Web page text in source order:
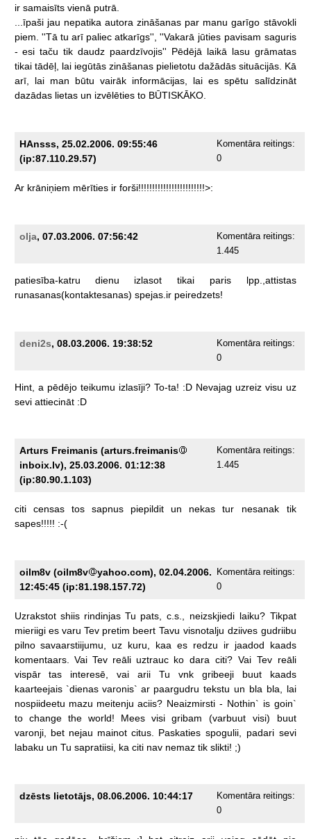
ir samaisīts vienā putrā.
...īpaši jau nepatika autora zināšanas par manu garīgo stāvokli
piem. ''Tā tu arī paliec atkarīgs'', ''Vakarā jūties pavisam saguris
- esi taču tik daudz paardzīvojis'' Pēdējā laikā lasu grāmatas
tikai tādēļ, lai iegūtās zināšanas pielietotu dažādās situācijās. Kā
arī,
lai man būtu vairāk informācijas, lai es spētu
salīdzināt
dazādas lietas un izvēlēties to BŪTISKĀKO.
HAnsss, 25.02.2006. 09:55:46
(ip:87.110.29.57)
Komentāra reitings:
0
Ar krāniņiem mērīties ir forši!!!!!!!!!!!!!!!!!!!!!!!!>:
olja, 07.03.2006. 07:56:42
Komentāra reitings:
1.445
patiesība-katru dienu izlasot tikai paris
lpp.,attistas
runasanas(kontaktesanas) spejas.ir peiredzets!
deni2s, 08.03.2006. 19:38:52
Komentāra reitings:
0
Hint, a pēdējo teikumu izlasīji? To-ta! :D Nevajag uzreiz visu uz
sevi attiecināt :D
Arturs Freimanis (arturs.freimanis
inboix.lv), 25.03.2006. 01:12:38
(ip:80.90.1.103)
Komentāra reitings:
1.445
citi censas tos sapnus piepildit un nekas tur nesanak
tik
sapes!!!!! :-(
oilm8v (oilm8v
yahoo.com), 02.04.2006.
12:45:45 (ip:81.198.157.72)
Komentāra reitings:
0
Uzrakstot shiis rindinjas Tu pats, c.s., neizskjiedi laiku? Tikpat
mieriigi es varu Tev pretim beert Tavu visnotalju dziives gudriibu
pilno savaarstiijumu, uz kuru, kaa es redzu ir jaadod
kaads
komentaars.
Vai Tev reāli uztrauc ko dara citi? Vai Tev reāli
vispār
tas interesē, vai arii Tu vnk gribeeji buut
kaads
kaarteejais `dienas varonis` ar paargudru tekstu un bla bla,
lai
nospiideetu mazu meitenju aciis? Neaizmirsti - Nothin` is goin`
to change the world! Mees visi gribam (varbuut visi)
buut
varonji,
bet nejau mainot citus. Paskaties spogulii, padari sevi
labaku un Tu sapratiisi, ka citi nav nemaz tik slikti! ;)
dzēsts lietotājs, 08.06.2006. 10:44:17
Komentāra reitings:
0